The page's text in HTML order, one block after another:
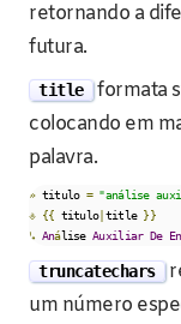
retornando a
futura.
title formata
colocando em
palavra.
» titulo = "análise
⎀ {{ titulo|title }}
↳ Análise Auxiliar De
truncatechars
um número